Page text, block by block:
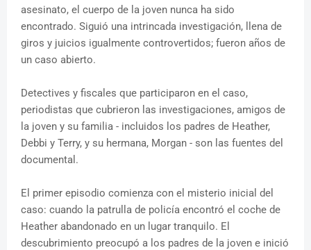
asesinato, el cuerpo de la joven nunca ha sido
encontrado. Siguió una intrincada investigación, llena de
giros y juicios igualmente controvertidos; fueron años de
un caso abierto.
Detectives y fiscales que participaron en el caso,
periodistas que cubrieron las investigaciones, amigos de
la joven y su familia - incluidos los padres de Heather,
Debbi y Terry, y su hermana, Morgan - son las fuentes del
documental.
El primer episodio comienza con el misterio inicial del
caso: cuando la patrulla de policía encontró el coche de
Heather abandonado en un lugar tranquilo. El
descubrimiento preocupó a los padres de la joven e inició